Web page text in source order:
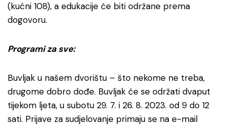
(kućni 108), a edukacije će biti održane prema
dogovoru.
Programi za sve:
Buvljak u našem dvorištu – što nekome ne treba,
drugome dobro dođe. Buvljak će se održati dvaput
tijekom ljeta, u subotu 29. 7. i 26. 8. 2023. od 9 do 12
sati. Prijave za sudjelovanje primaju se na e-mail